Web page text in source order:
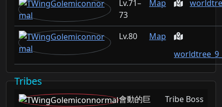
71–
73
Map
80
Map
Tribes
會動的巨
Tribe Boss